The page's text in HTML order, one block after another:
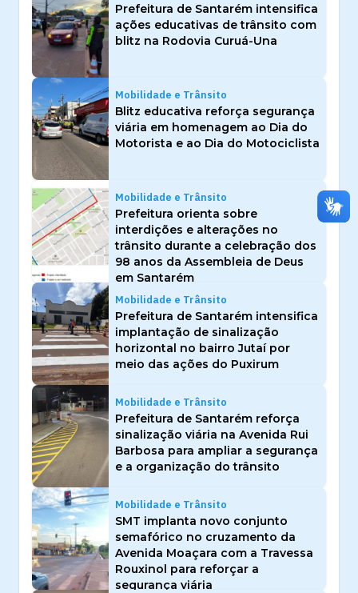
Prefeitura de Santarém intensifica
ações educativas de trânsito com
blitz na Rodovia Curuá-Una
Mobilidade e Trânsito
Blitz educativa reforça segurança
viária em homenagem ao Dia do
Motorista e ao Dia do Motociclista
Mobilidade e Trânsito
Prefeitura orienta sobre
interdições e alterações no
trânsito durante a celebração dos
98 anos da Assembleia de Deus
em Santarém
Mobilidade e Trânsito
Prefeitura de Santarém intensifica
implantação de sinalização
horizontal no bairro Jutaí por
meio das ações do Puxirum
Mobilidade e Trânsito
Prefeitura de Santarém reforça
sinalização viária na Avenida Rui
Barbosa para ampliar a segurança
e a organização do trânsito
Mobilidade e Trânsito
SMT implanta novo conjunto
semafórico no cruzamento da
Avenida Moaçara com a Travessa
Rouxinol para reforçar a
segurança viária